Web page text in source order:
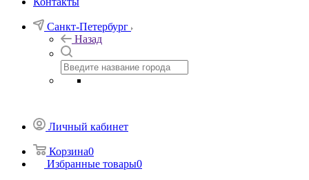
Санкт-Петербург
Назад
Личный кабинет
Корзина0
Избранные товары0